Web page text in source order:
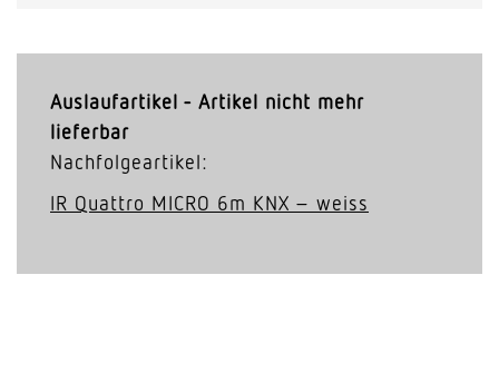
Auslaufartikel - Artikel nicht mehr
lieferbar
Nachfolgeartikel:
IR Quattro MICRO 6m KNX – weiss